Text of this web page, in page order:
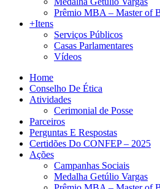
Prêmio MBA – Master of
+Itens
Serviços Públicos
Casas Parlamentares
Vídeos
Home
Conselho De Ética
Atividades
Cerimonial de Posse
Parceiros
Perguntas E Respostas
Certidões Do CONFEP – 2025
Ações
Campanhas Sociais
Medalha Getúlio Vargas